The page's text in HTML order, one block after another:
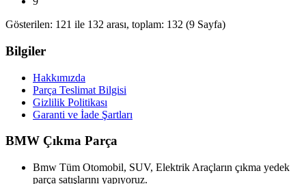
Gösterilen: 121 ile 132 arası, toplam: 132 (9 Sayfa)
Bilgiler
Hakkımızda
Parça Teslimat Bilgisi
Gizlilik Politikası
Garanti ve İade Şartları
BMW Çıkma Parça
Bmw Tüm Otomobil, SUV, Elektrik Araçların çıkma yedek
parça satışlarını yapıyoruz.